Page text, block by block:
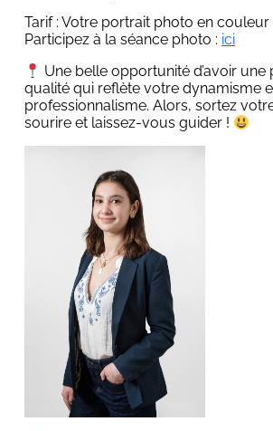
Tarif : Votre portrait photo en couleur
Participez à la séance photo : ici
Une belle opportunité d’avoir une
qualité qui reflète votre dynamisme
professionnalisme. Alors, sortez
sourire et laissez-vous guider !